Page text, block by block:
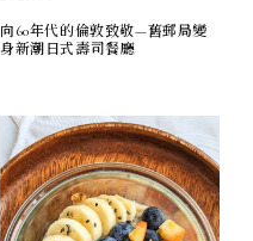
向60年代的倫敦致敬—舊郵局變
身新潮日式壽司餐廳